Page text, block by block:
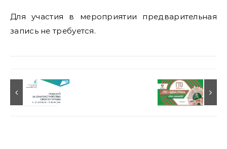
Для участия в мероприятии предварительная
запись не требуется.